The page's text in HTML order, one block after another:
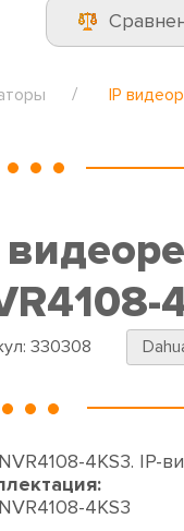
IP
330308
4KS3. IP-
4KS3